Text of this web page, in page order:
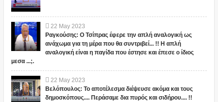
22 May 2023
Ραγκούσης: Ο Τσίπρας έφερε την απλή αναλογική ως
ανάχωμα για τη μέρα που θα συντριβεί... !! Η απλή
αναλογική είναι η παγίδα που έστησε και έπεσε ο ίδιος
μεσα ...;.
22 May 2023
Βελόπουλος: Το αποτέλεσμα διέψευσε ακόμα και τους
δημοσκόπους.... Περάσαμε δια πυρός και σιδήρου.... !!